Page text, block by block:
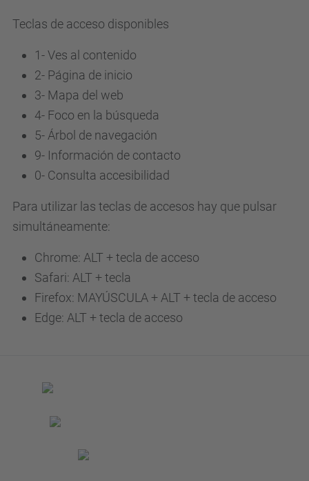
Teclas de acceso disponibles
1- Ves al contenido
2- Página de inicio
3- Mapa del web
4- Foco en la búsqueda
5- Árbol de navegación
9- Información de contacto
0- Consulta accesibilidad
Para utilizar las teclas de accesos hay que pulsar
simultáneamente:
Chrome: ALT + tecla de acceso
Safari: ALT + tecla
Firefox: MAYÚSCULA + ALT + tecla de acceso
Edge: ALT + tecla de acceso